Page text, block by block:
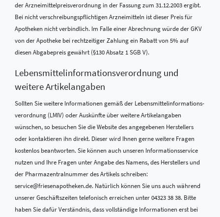
der Arzneimittelpreisverordnung in der Fassung zum 31.12.2003 ergibt.
Bei nicht verschreibungspflichtigen Arzneimitteln ist dieser Preis für
Apotheken nicht verbindlich. Im Falle einer Abrechnung würde der GKV
von der Apotheke bei rechtzeitiger Zahlung ein Rabatt von 5% auf
diesen Abgabepreis gewährt (§130 Absatz 1 SGB V).
Lebensmittel­informations­verordnung und
weitere Artikelangaben
Sollten Sie weitere Informationen gemäß der Lebensmittel­informations­
verordnung (LMIV) oder Auskünfte über weitere Artikelangaben
wünschen, so besuchen Sie die Website des angegebenen Herstellers
oder kontaktieren ihn direkt. Dieser wird Ihnen gerne weitere Fragen
kostenlos beantworten. Sie können auch unseren Informationsservice
nutzen und Ihre Fragen unter Angabe des Namens, des Herstellers und
der Pharmazentralnummer des Artikels schreiben:
service@friesenapotheken.de. Natürlich können Sie uns auch während
unserer Geschäftszeiten telefonisch erreichen unter 04323 38 38. Bitte
haben Sie dafür Verständnis, dass vollständige Informationen erst bei